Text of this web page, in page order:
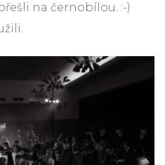
na černobílou. :-)